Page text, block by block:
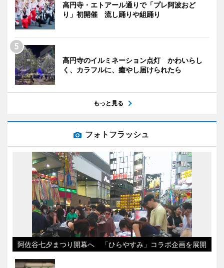
高円寺・エトアール通りで「プレ阿波おど
り」初開催 流し踊りや組踊り
高円寺のイルミネーション点灯 かわいらし
く、カラフルに、癒やし届けられたら
もっと見る
フォトフラッシュ
阿佐谷七夕まつり開幕へ 「ひらやすみ」コラボ企画を展開